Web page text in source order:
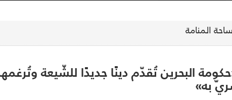
ساحة المنامة
البحرين تُقدّم دينًا جديدًا للشّيعة
به»